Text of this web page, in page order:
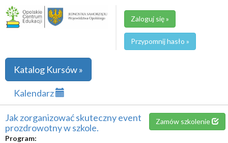
Zaloguj się »
Przypomnij hasło »
Katalog Kursów »
Kalendarz
Jak zorganizować skuteczny event
prozdrowotny w szkole.
Zamów szkolenie
Program: